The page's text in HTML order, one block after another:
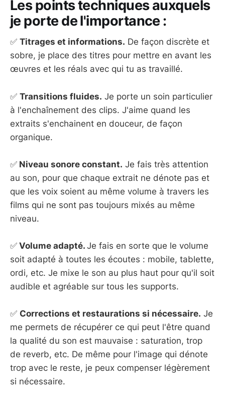
Les points techniques auxquels
je porte de l'importance :
✅ Titrages et informations. De façon discrète et
sobre, je place des titres pour mettre en avant les
œuvres et les réals avec qui tu as travaillé.
✅ Transitions fluides. Je porte un soin particulier
à l'enchaînement des clips. J'aime quand les
extraits s'enchainent en douceur, de façon
organique.
✅ Niveau sonore constant. Je fais très attention
au son, pour que chaque extrait ne dénote pas et
que les voix soient au même volume à travers les
films qui ne sont pas toujours mixés au même
niveau.
✅ Volume adapté. Je fais en sorte que le volume
soit adapté à toutes les écoutes : mobile, tablette,
ordi, etc. Je mixe le son au plus haut pour qu'il soit
audible et agréable sur tous les supports.
✅ Corrections et restaurations si nécessaire. Je
me permets de récupérer ce qui peut l'être quand
la qualité du son est mauvaise : saturation, trop
de reverb, etc. De même pour l'image qui dénote
trop avec le reste, je peux compenser légèrement
si nécessaire.